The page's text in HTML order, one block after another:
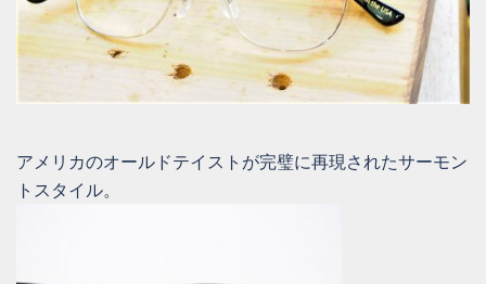
アメリカのオールドテイストが完璧に再現されたサーモン
トスタイル。